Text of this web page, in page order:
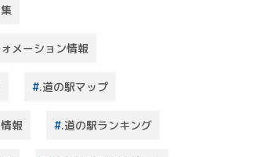
メーション情報
.道の駅マップ
報 .道の駅ランキング